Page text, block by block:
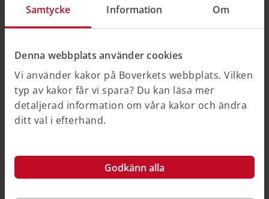
Samtycke Information Om
Denna webbplats använder cookies
Vi använder kakor på Boverkets webbplats. Vilken
typ av kakor får vi spara? Du kan läsa mer
detaljerad information om våra kakor och ändra
ditt val i efterhand.
Godkänn alla
Introduktionsfilm
Boverket har tagit fram en introduktionsfilm som visar
fungerar. Filmen förklarar verktygets funktioner och
innehåll.